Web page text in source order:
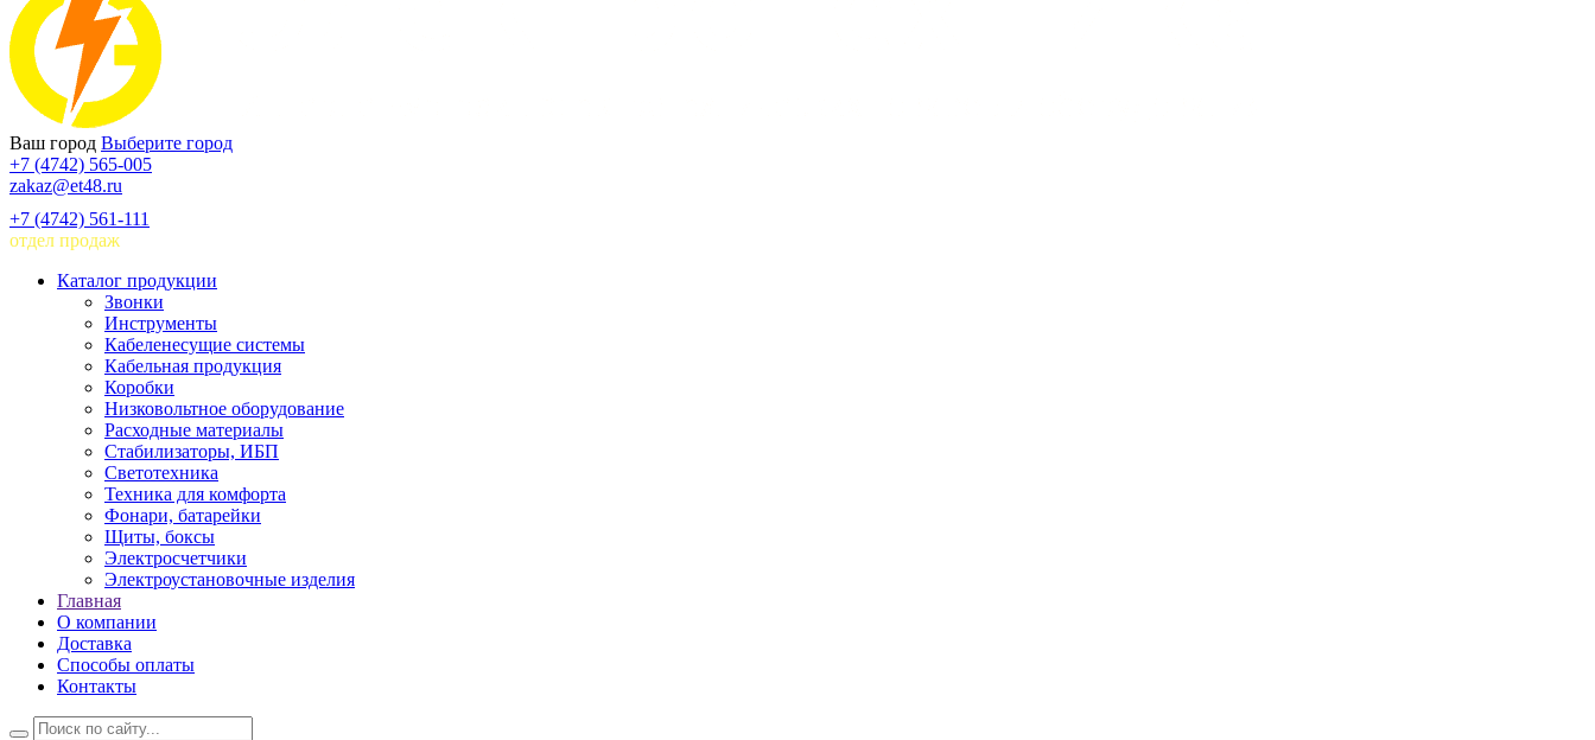
Ваш город Выберите город
+7 (4742) 565-005
zakaz@et48.ru
+7 (4742) 561-111
отдел продаж
Каталог продукции
Звонки
Инструменты
Кабеленесущие системы
Кабельная продукция
Коробки
Низковольтное оборудование
Расходные материалы
Стабилизаторы, ИБП
Светотехника
Техника для комфорта
Фонари, батарейки
Щиты, боксы
Электросчетчики
Электроустановочные изделия
Главная
О компании
Доставка
Способы оплаты
Контакты